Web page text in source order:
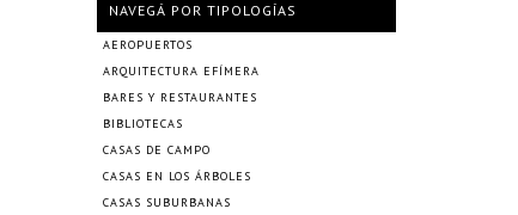
NAVEGÁ POR TIPOLOGÍAS
AEROPUERTOS
ARQUITECTURA EFÍMERA
BARES Y RESTAURANTES
BIBLIOTECAS
CASAS DE CAMPO
CASAS EN LOS ÁRBOLES
CASAS SUBURBANAS